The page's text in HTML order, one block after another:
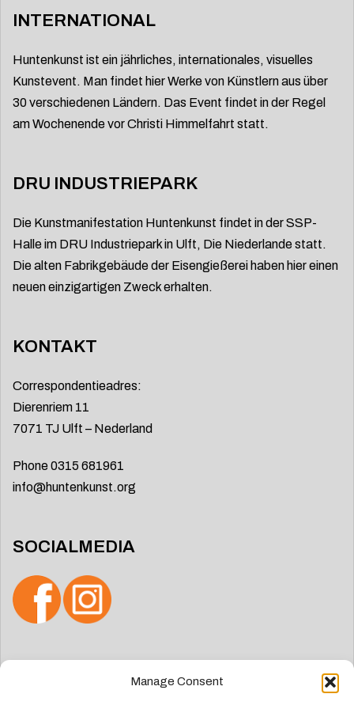
Manage Consent
INTERNATIONAL
Huntenkunst ist ein jährliches, internationales, visuelles
Kunstevent. Man findet hier Werke von Künstlern aus über
30 verschiedenen Ländern. Das Event findet in der Regel
am Wochenende vor Christi Himmelfahrt statt.
DRU INDUSTRIEPARK
Die Kunstmanifestation Huntenkunst findet in der SSP-
Halle im DRU Industriepark in Ulft, Die Niederlande statt.
Die alten Fabrikgebäude der Eisengießerei haben hier einen
neuen einzigartigen Zweck erhalten.
KONTAKT
Correspondentieadres:
Dierenriem 11
7071 TJ Ulft – Nederland
Phone 0315 681961
info@huntenkunst.org
SOCIALMEDIA